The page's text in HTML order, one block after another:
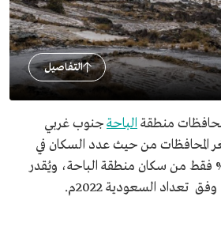
التفاصيل
منطقة الباحةجنوب غربي
المحافظات من حيث عدد السكان في
يعيش فيها 5.8% فقط من سكان منطقة الباحة، ويُقدر